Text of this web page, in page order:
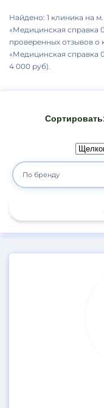
Найдено: 1 клиника на
«Медицинская справка
проверенных отзывов о
«Медицинская справка
4 000 руб).
По бренду